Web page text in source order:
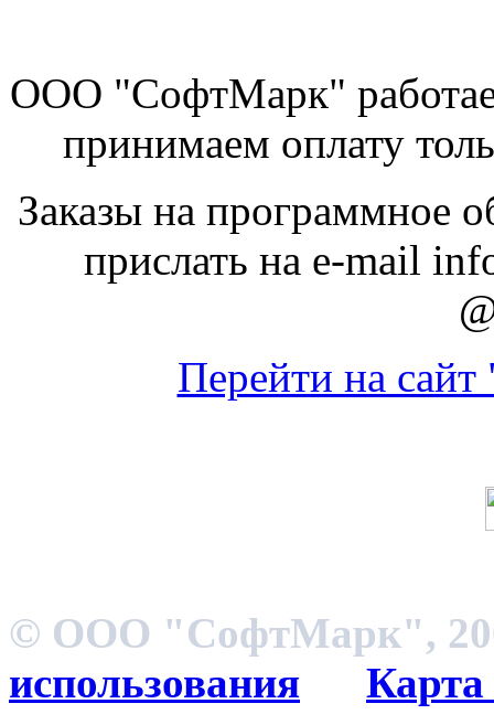
ООО "СофтМарк"
принимаем оплату
Заказы на программное
прислать на e-mail
Перейти на
© ООО "СофтМарк",
использования
Карта